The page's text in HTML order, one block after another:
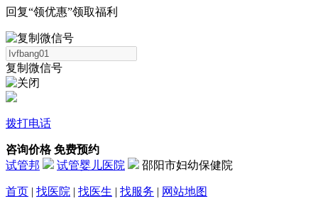
回复“领优惠”领取福利
复制微信号
拨打电话
咨询价格 免费预约
试管邦
试管婴儿医院 邵阳市妇幼保健院
首页 | 找医院 | 找医生 | 找服务 | 网站地图